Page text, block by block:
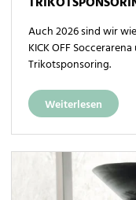
Auch 2026 sind wir
KICK OFF
Trikotsponsoring.
Weiterlesen